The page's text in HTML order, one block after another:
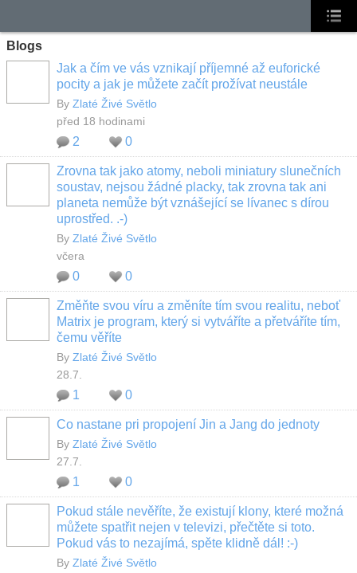
Blogs
Jak a čím ve vás vznikají příjemné až euforické
pocity a jak je můžete začít prožívat neustále
By Zlaté Živé Světlo
před 18 hodinami
2 0
Zrovna tak jako atomy, neboli miniatury slunečních
soustav, nejsou žádné placky, tak zrovna tak ani
planeta nemůže být vznášející se lívanec s dírou
uprostřed. .-)
By Zlaté Živé Světlo
včera
0 0
Změňte svou víru a změníte tím svou realitu, neboť
Matrix je program, který si vytváříte a přetváříte tím,
čemu věříte
By Zlaté Živé Světlo
28.7.
1 0
Co nastane pri propojení Jin a Jang do jednoty
By Zlaté Živé Světlo
27.7.
1 0
Pokud stále nevěříte, že existují klony, které možná
můžete spatřit nejen v televizi, přečtěte si toto.
Pokud vás to nezajímá, spěte klidně dál! :-)
By Zlaté Živé Světlo